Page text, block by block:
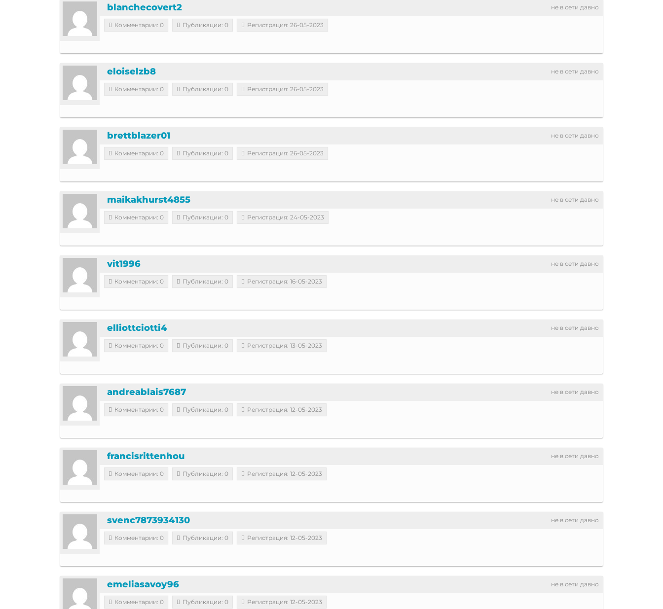
не в сети давно
blanchecovert2
Комментарии: 0 Публикации: 0 Регистрация: 26-05-2023
не в сети давно
eloiselzb8
Комментарии: 0 Публикации: 0 Регистрация: 26-05-2023
не в сети давно
brettblazer01
Комментарии: 0 Публикации: 0 Регистрация: 26-05-2023
не в сети давно
maikakhurst4855
Комментарии: 0 Публикации: 0 Регистрация: 24-05-2023
не в сети давно
vit1996
Комментарии: 0 Публикации: 0 Регистрация: 16-05-2023
не в сети давно
elliottciotti4
Комментарии: 0 Публикации: 0 Регистрация: 13-05-2023
не в сети давно
andreablais7687
Комментарии: 0 Публикации: 0 Регистрация: 12-05-2023
не в сети давно
francisrittenhou
Комментарии: 0 Публикации: 0 Регистрация: 12-05-2023
не в сети давно
svenc7873934130
Комментарии: 0 Публикации: 0 Регистрация: 12-05-2023
не в сети давно
emeliasavoy96
Комментарии: 0 Публикации: 0 Регистрация: 12-05-2023